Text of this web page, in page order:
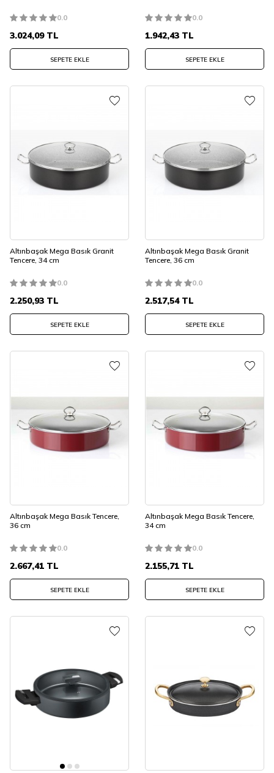
0.0
3.024,09TL
SEPETE EKLE
0.0
1.942,43 TL
SEPETE EKLE
Altınbaşak Mega Basık Granit
Tencere, 34 cm
0.0
2.250,93 TL
SEPETE EKLE
Altınbaşak Mega Basık Granit
Tencere, 36 cm
0.0
2.517,54TL
SEPETE EKLE
Altınbaşak Mega Basık Tencere,
36 cm
0.0
2.667,41 TL
SEPETE EKLE
Altınbaşak Mega Basık Tencere,
34 cm
0.0
2.155,71 TL
SEPETE EKLE